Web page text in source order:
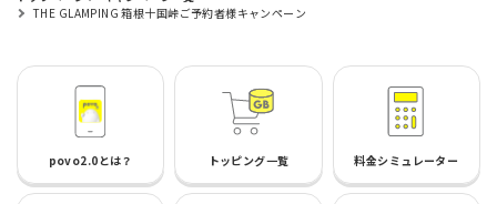
THE GLAMPING 箱根十国峠ご予約者様キャンペーン
povo2.0とは？ トッピング一覧 料金シミュレーター